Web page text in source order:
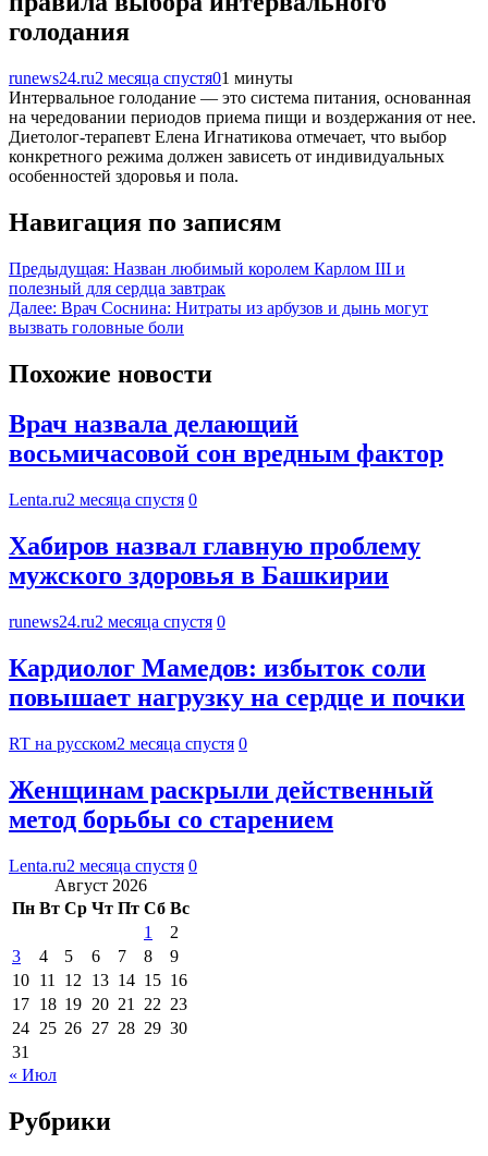
голодания
runews24.ru2 месяца спустя01 минуты
Интервальное голодание — это система питания, основанная
на чередовании периодов приема пищи и воздержания от нее.
Диетолог-терапевт Елена Игнатикова отмечает, что выбор
конкретного режима должен зависеть от индивидуальных
особенностей здоровья и пола.
Навигация по записям
Предыдущая: Назван любимый королем Карлом III и
полезный для сердца завтрак
Далее: Врач Соснина: Нитраты из арбузов и дынь могут
вызвать головные боли
Похожие новости
Врач назвала делающий
восьмичасовой сон вредным фактор
Lenta.ru2 месяца спустя 0
Хабиров назвал главную проблему
мужского здоровья в Башкирии
runews24.ru2 месяца спустя 0
Кардиолог Мамедов: избыток соли
повышает нагрузку на сердце и почки
RT на русском2 месяца спустя 0
Женщинам раскрыли действенный
метод борьбы со старением
Lenta.ru2 месяца спустя 0
Август 2026
Пн Вт Ср Чт Пт Сб Вс
1
2
3
4 5 6 7 8
9
10 11 12 13 14 15 16
17 18 19 20 21 22 23
24 25 26 27 28 29 30
31
« Июл
Рубрики